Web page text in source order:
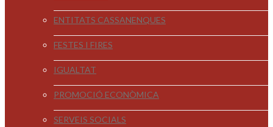
ENTITATS CASSANENQUES
FESTES I FIRES
IGUALTAT
PROMOCIÓ ECONÒMICA
SERVEIS SOCIALS